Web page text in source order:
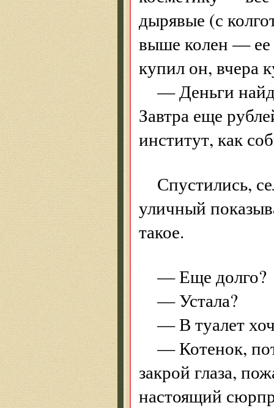
дырявые (с
выше колен —
купил он, вчера
— Деньги
Завтра еще
институт, как
Спустились,
уличный
такое.
— Еще долго?
— Устала?
— В туалет
— Котенок,
закрой глаза,
настоящий